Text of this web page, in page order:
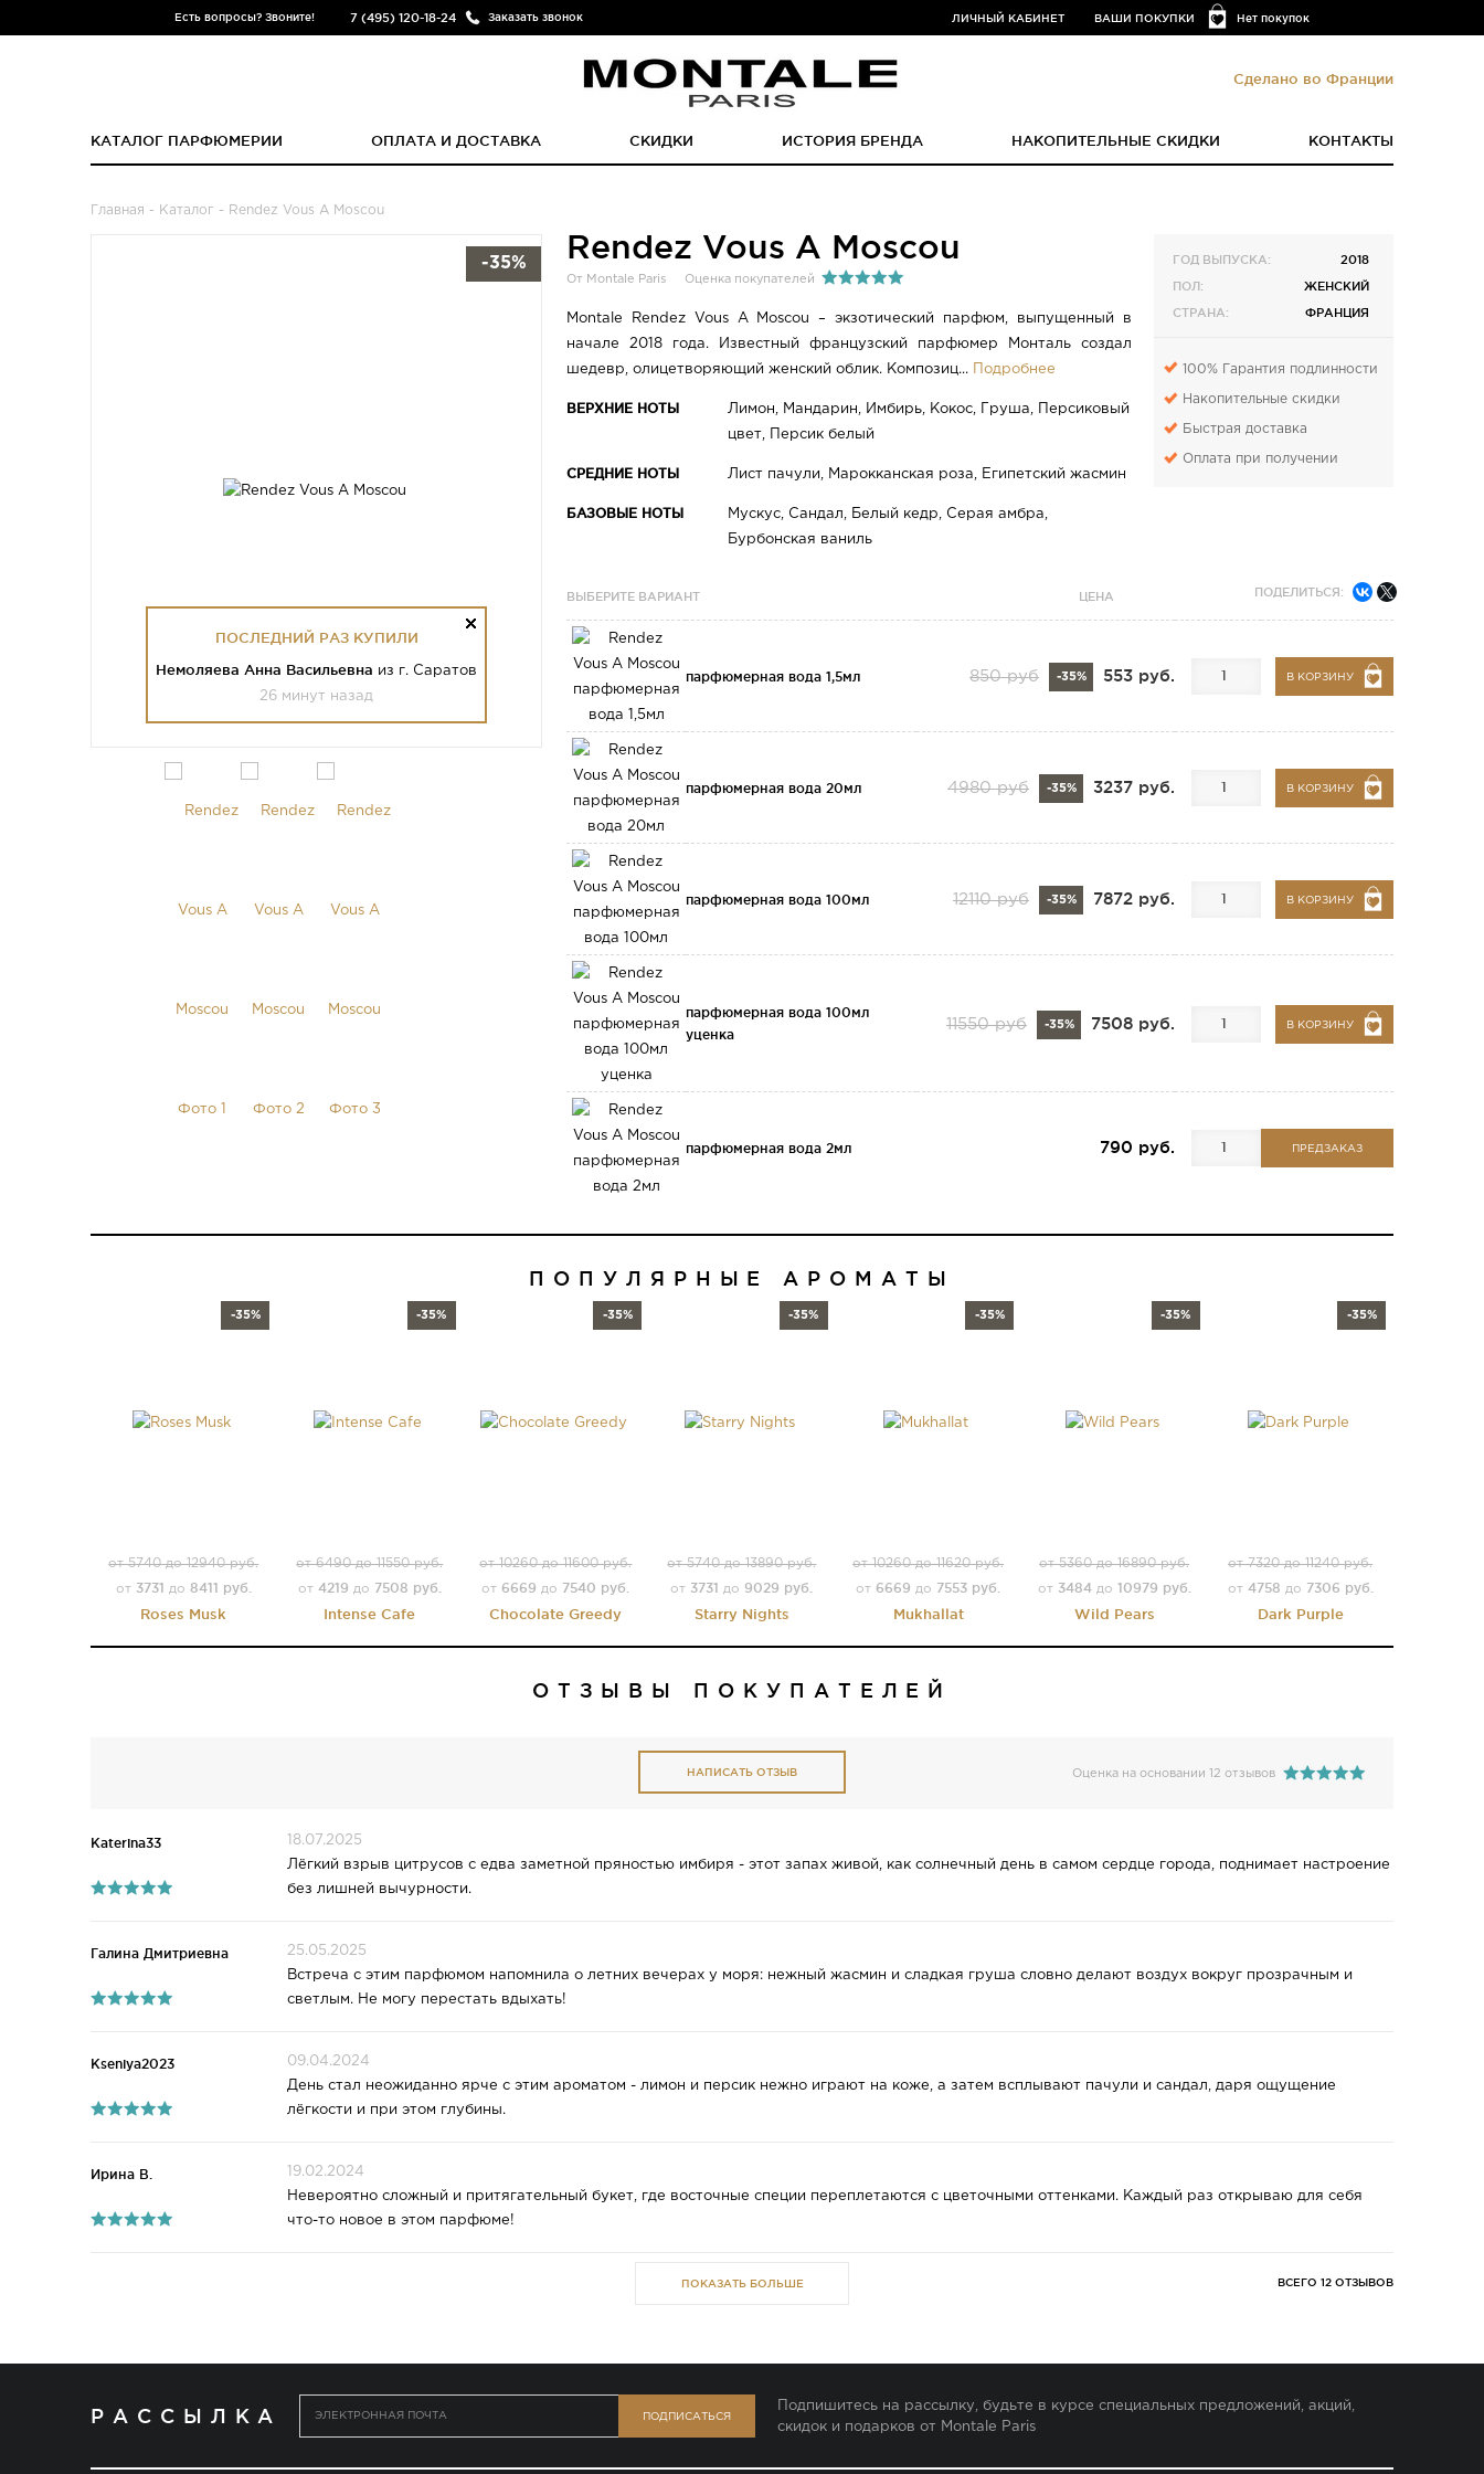
Есть вопросы? Звоните! 7 (495) 120-18-24 Заказать звонок Нет покупок
ЛИЧНЫЙ КАБИНЕТ ВАШИ ПОКУПКИ
Сделано во Франции
КАТАЛОГ ПАРФЮМЕРИИ ОПЛАТА И ДОСТАВКА СКИДКИ ИСТОРИЯ БРЕНДА НАКОПИТЕЛЬНЫЕ СКИДКИ КОНТАКТЫ
Главная - Каталог - Rendez Vous A Moscou
-35%
ПОСЛЕДНИЙ РАЗ КУПИЛИ
Немоляева Анна Васильевна из г. Саратов
26 минут назад
Rendez Vous A Moscou
От Montale Paris Оценка покупателей
Montale Rendez Vous A Moscou – экзотический парфюм, выпущенный в
начале 2018 года. Известный французский парфюмер Монталь создал
шедевр, олицетворяющий женский облик. Композиц... Подробнее
ВЕРХНИЕ НОТЫ Лимон, Мандарин, Имбирь, Кокос, Груша, Персиковый
цвет, Персик белый
СРЕДНИЕ НОТЫ Лист пачули, Марокканская роза, Египетский жасмин
БАЗОВЫЕ НОТЫ Мускус, Сандал, Белый кедр, Серая амбра,
Бурбонская ваниль
ГОД ВЫПУСКА:
2018
ПОЛ:
ЖЕНСКИЙ
СТРАНА:
ФРАНЦИЯ
100% Гарантия подлинности
Накопительные скидки
Быстрая доставка
Оплата при получении
ВЫБЕРИТЕ ВАРИАНТ ЦЕНА ПОДЕЛИТЬСЯ:
парфюмерная вода 1,5мл 850 руб -35% 553 руб. В КОРЗИНУ
парфюмерная вода 20мл 4980 руб -35% 3237 руб. В КОРЗИНУ
парфюмерная вода 100мл 12110 руб -35% 7872 руб. В КОРЗИНУ
парфюмерная вода 100мл
уценка
11550 руб -35% 7508 руб. В КОРЗИНУ
парфюмерная вода 2мл 790 руб. ПРЕДЗАКАЗ
ПОПУЛЯРНЫЕ АРОМАТЫ
-35%
от 5740 до 12940 руб.
от 3731 до 8411 руб.
Roses Musk
-35%
от 6490 до 11550 руб.
от 4219 до 7508 руб.
Intense Cafe
-35%
от 10260 до 11600 руб.
от 6669 до 7540 руб.
Chocolate Greedy
-35%
от 5740 до 13890 руб.
от 3731 до 9029 руб.
Starry Nights
-35%
от 10260 до 11620 руб.
от 6669 до 7553 руб.
Mukhallat
-35%
от 5360 до 16890 руб.
от 3484до 10979 руб.
Wild Pears
-35%
от 7320 до 11240 руб.
от 4758 до 7306 руб.
Dark Purple
ОТЗЫВЫ ПОКУПАТЕЛЕЙ
НАПИСАТЬ ОТЗЫВ Оценка на основании 12 отзывов
Katerina33
18.07.2025
Лёгкий взрыв цитрусов с едва заметной пряностью имбиря - этот запах живой, как солнечный день в самом сердце города, поднимает настроение
без лишней вычурности.
Галина Дмитриевна
25.05.2025
Встреча с этим парфюмом напомнила о летних вечерах у моря: нежный жасмин и сладкая груша словно делают воздух вокруг прозрачным и
светлым. Не могу перестать вдыхать!
Kseniya2023
09.04.2024
День стал неожиданно ярче с этим ароматом - лимон и персик нежно играют на коже, а затем всплывают пачули и сандал, даря ощущение
лёгкости и при этом глубины.
Ирина В.
19.02.2024
Невероятно сложный и притягательный букет, где восточные специи переплетаются с цветочными оттенками. Каждый раз открываю для себя
что-то новое в этом парфюме!
ВСЕГО 12 ОТЗЫВОВ
ПОКАЗАТЬ БОЛЬШЕ
РАССЫЛКА ПОДПИСАТЬСЯ
Подпишитесь на рассылку, будьте в курсе специальных предложений, акций,
скидок и подарков от Montale Paris